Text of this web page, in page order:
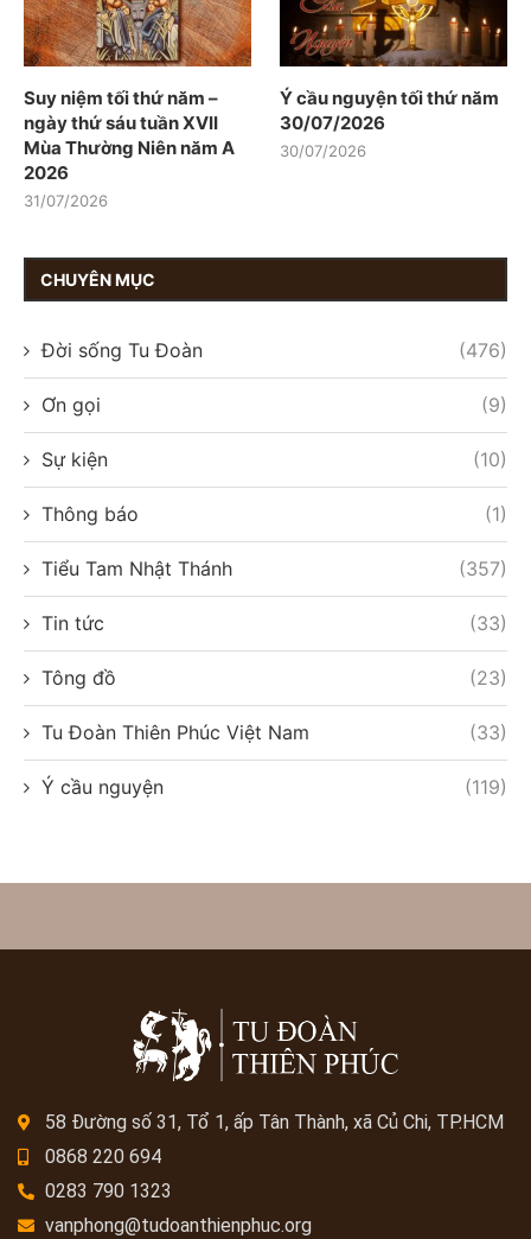
Suy niệm tối thứ năm –
ngày thứ sáu tuần XVII
Mùa Thường Niên năm A
2026
31/07/2026
Ý cầu nguyện tối thứ năm
30/07/2026
30/07/2026
CHUYÊN MỤC
Đời sống Tu Đoàn (476)
Ơn gọi (9)
Sự kiện (10)
Thông báo (1)
Tiểu Tam Nhật Thánh (357)
Tin tức (33)
Tông đồ (23)
Tu Đoàn Thiên Phúc Việt Nam (33)
Ý cầu nguyện (119)
58 Đường số 31, Tổ 1, ấp Tân Thành, xã Củ Chi, TP.HCM
0868 220 694
0283 790 1323
vanphong@tudoanthienphuc.org